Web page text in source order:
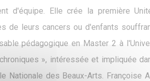
d'équipe. Elle crée la première
de leurs cancers ou d'enfants
pédagogique en Master 2 à
», intéressée et impliquée
Nationale des Beaux-Arts. Françoise